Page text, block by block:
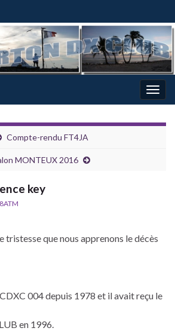
Compte-rendu FT4JA
MONTEUX 2016
key
tristesse que nous apprenons le décès
004 depuis 1978 et il avait reçu le
en 1996.